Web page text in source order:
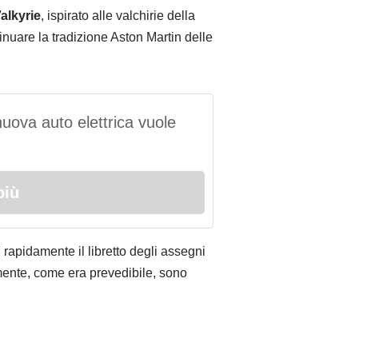
, ispirato alle valchirie della
la tradizione Aston Martin delle
auto elettrica vuole
rapidamente il libretto degli assegni
come era prevedibile, sono